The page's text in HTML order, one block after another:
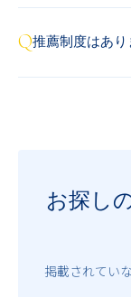
Q推薦制度はあり
お探し
掲載されてい